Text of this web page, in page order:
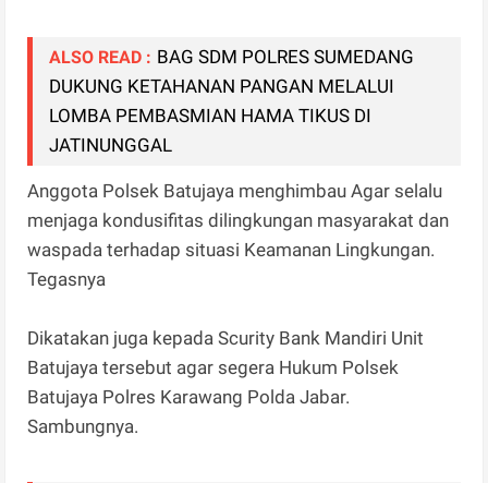
ALSO READ : BAG SDM POLRES SUMEDANG
DUKUNG KETAHANAN PANGAN MELALUI
LOMBA PEMBASMIAN HAMA TIKUS DI
JATINUNGGAL
Anggota Polsek Batujaya menghimbau Agar selalu
menjaga kondusifitas dilingkungan masyarakat dan
waspada terhadap situasi Keamanan Lingkungan.
Tegasnya
Dikatakan juga kepada Scurity Bank Mandiri Unit
Batujaya tersebut agar segera Hukum Polsek
Batujaya Polres Karawang Polda Jabar.
Sambungnya.